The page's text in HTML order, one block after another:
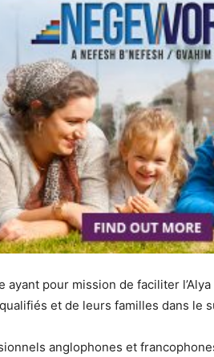
ayant pour mission de faciliter
et de leurs familles dans le
anglophones et